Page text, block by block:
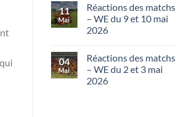
11
Mai
Réactions des matchs
– WE du 9 et 10 mai
2026
04
Mai
Réactions des matchs
– WE du 2 et 3 mai
2026